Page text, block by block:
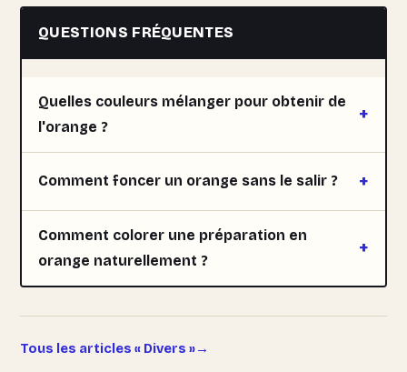
QUESTIONS FRÉQUENTES
Quelles couleurs mélanger pour obtenir de
l'orange ?
Comment foncer un orange sans le salir ?
Comment colorer une préparation en
orange naturellement ?
Tous les articles « Divers »